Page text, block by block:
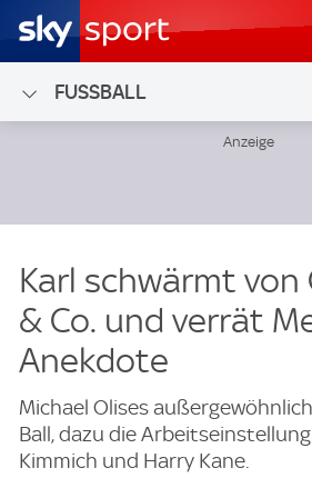
FUSSBALL
Karl schwärmt von
& Co. und verrät
Anekdote
Michael Olises
Ball, dazu die
Kimmich und Harry Kane.